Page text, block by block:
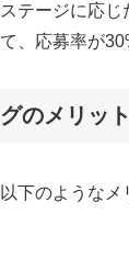
テージに応じ
、応募率が
のメリット
下のようなメ